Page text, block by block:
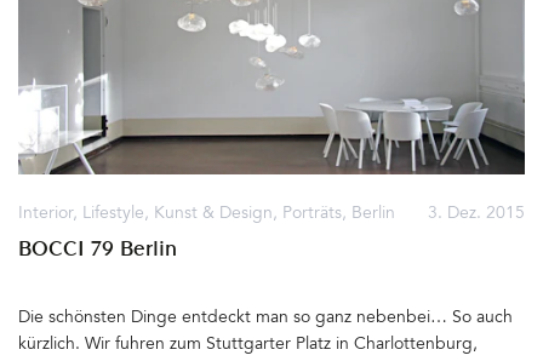
Im Buch »Berlin's Finest: 50 inspirierende Designläden« sind die
3. Dez. 2015
Interior, Lifestyle, Kunst & Design, Porträts, Berlin
BOCCI 79 Berlin
Die schönsten Dinge entdeckt man so ganz nebenbei… So auch
kürzlich. Wir fuhren zum Stuttgarter Platz in Charlottenburg,